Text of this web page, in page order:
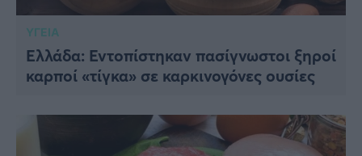
ΥΓΕΙΑ
Ελλάδα: Εντοπίστηκαν πασίγνωστοι ξηροί
καρποί «τίγκα» σε καρκινογόνες ουσίες